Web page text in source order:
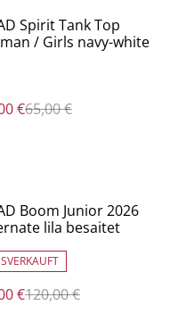
Spirit Tank Top
/ Girls navy-white
€65,00 €
Boom Junior 2026
lila besaitet
€120,00 €